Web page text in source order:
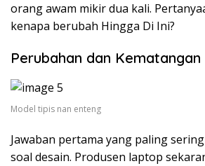
orang awam mikir dua kali.
kenapa berubah Hingga Di Ini?
Perubahan dan Kematangan
Model tipis nan enteng
Jawaban pertama yang paling
soal desain. Produsen laptop